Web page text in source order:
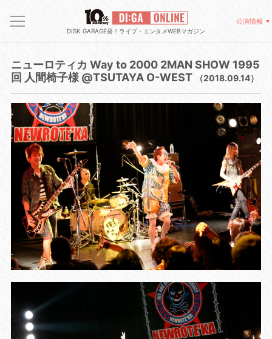
DISK GARAGE発！ライブ・エンタメWEBマガジン
公演情報
ニューロティカ Way to 2000 2MAN SHOW 1995
回 人間椅子様 @TSUTAYA O-WEST
（2018.09.14）